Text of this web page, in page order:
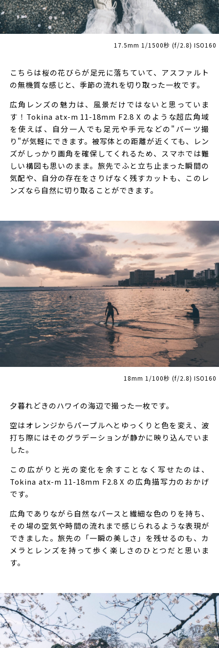
17.5mm 1/1500秒 (f/2.8) ISO160
こちらは桜の花びらが足元に落ちていて、アスファルト
の無機質な感じと、季節の流れを切り取った一枚です。
広角レンズの魅力は、風景だけではないと思っていま
す！Tokina atx-m 11-18mm F2.8 X のような超広角域
を使えば、自分一人でも足元や手元などの"パーツ撮
り"が気軽にできます。被写体との距離が近くても、レン
ズがしっかり画角を確保してくれるため、スマホでは難
しい構図も思いのまま。旅先でふと立ち止まった瞬間の
気配や、自分の存在をさりげなく残すカットも、このレ
ンズなら自然に切り取ることができます。
18mm 1/100秒 (f/2.8) ISO160
夕暮れどきのハワイの海辺で撮った一枚です。
空はオレンジからパープルへとゆっくりと色を変え、波
打ち際にはそのグラデーションが静かに映り込んでいま
した。
この広がりと光の変化を余すことなく写せたのは、
Tokina atx-m 11-18mm F2.8 X の広角描写力のおかげ
です。
広角でありながら自然なパースと繊細な色のりを持ち、
その場の空気や時間の流れまで感じられるような表現が
できました。旅先の「一瞬の美しさ」を残せるのも、カ
メラとレンズを持って歩く楽しさのひとつだと思いま
す。